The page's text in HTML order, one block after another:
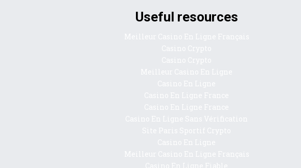
Useful resources